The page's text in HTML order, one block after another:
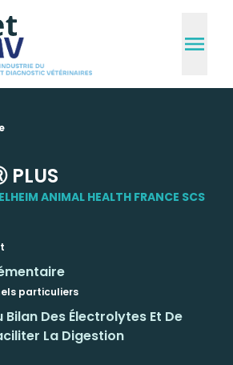
PLUS
ANIMAL HEALTH FRANCE SCS
particuliers
Des Électrolytes Et De
La Digestion